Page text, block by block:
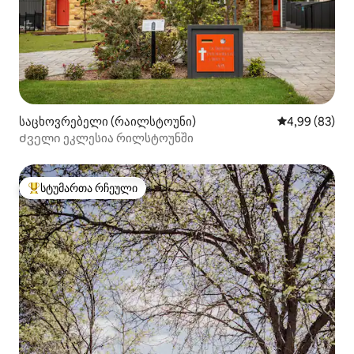
საცხოვრებელი (რაილსტოუნი) საშუალო
4,99 (83)
Ძველი ეკლესია რილსტოუნში
სტუმართა რჩეული მოწინავე ვარიანტი
სტუმართა რჩეული